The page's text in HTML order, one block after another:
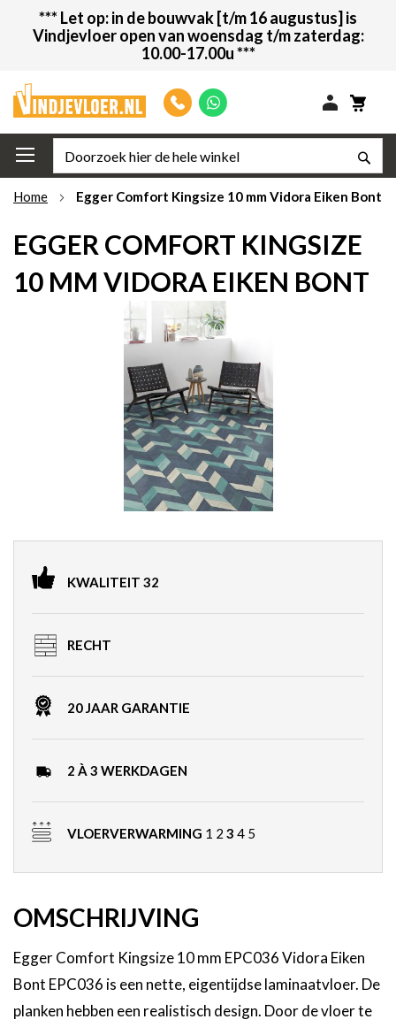
direct
door
de
inhoud
*** Let op: in de bouwvak [t/m 16 augustus] is
Vindjevloer open van woensdag t/m zaterdag:
10.00-17.00u ***
Home Egger Comfort Kingsize 10 mm Vidora Eiken Bont
EGGER COMFORT KINGSIZE
10 MM VIDORA EIKEN BONT
the
beginning
images
gallery
KWALITEIT 32
RECHT
20 JAAR GARANTIE
2 À 3 WERKDAGEN
VLOERVERWARMING 1 2 3 4 5
OMSCHRIJVING
Egger Comfort Kingsize 10 mm EPC036 Vidora Eiken
Bont EPC036 is een nette, eigentijdse laminaatvloer. De
planken hebben een realistisch design. Door de vloer te